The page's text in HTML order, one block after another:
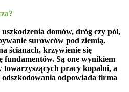
uszkodzenia domów, dróg czy pól,
surowców pod ziemią.
ścianach, krzywienie się
fundamentów. Są one wynikiem
towarzyszących pracy kopalni, a
odszkodowania odpowiada firma